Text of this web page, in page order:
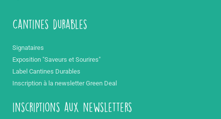
Cantines durables
Signataires
Exposition "Saveurs et Sourires"
Label Cantines Durables
Inscription à la newsletter Green Deal
inscriptions aux newsletters